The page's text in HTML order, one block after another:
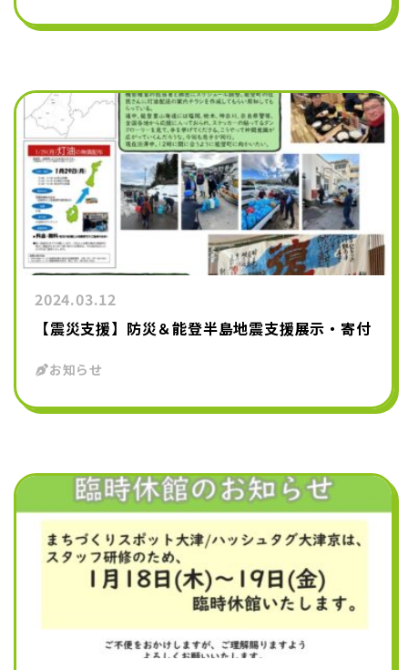
2024.03.12
【震災支援】防災＆能登半島地震支援展示・寄付
お知らせ